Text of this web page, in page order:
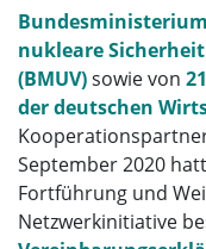
nukleare
(BMUV)sowie von
der deutschen
September 2020
Fortführung und
Netzwerkinitiative